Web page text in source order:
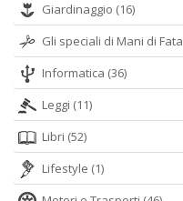
Giardinaggio (16)
Gli speciali di Mani di Fata
Informatica (36)
Leggi (11)
Libri (52)
Lifestyle (1)